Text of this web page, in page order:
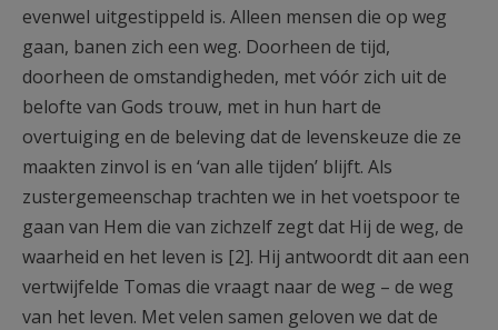
evenwel uitgestippeld is. Alleen mensen die op weg
gaan, banen zich een weg. Doorheen de tijd,
doorheen de omstandigheden, met vóór zich uit de
belofte van Gods trouw, met in hun hart de
overtuiging en de beleving dat de levenskeuze die ze
maakten zinvol is en ‘van alle tijden’ blijft. Als
zustergemeenschap trachten we in het voetspoor te
gaan van Hem die van zichzelf zegt dat Hij de weg, de
waarheid en het leven is [2]. Hij antwoordt dit aan een
vertwijfelde Tomas die vraagt naar de weg – de weg
van het leven. Met velen samen geloven we dat de